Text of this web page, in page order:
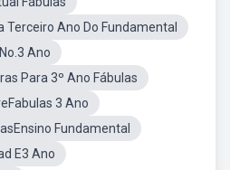
Terceiro Ano Do Fundamental
Ano
Para 3º Ano Fábulas
3 Ano
Fundamental
E3 Ano